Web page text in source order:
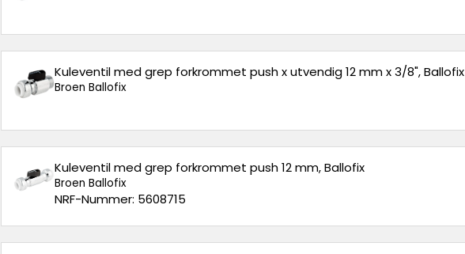
Kuleventil med grep forkrommet push x utvendig 12 mm x 3/8", Ballofix
Broen Ballofix
Kuleventil med grep forkrommet push 12 mm, Ballofix
Broen Ballofix
NRF-Nummer: 5608715